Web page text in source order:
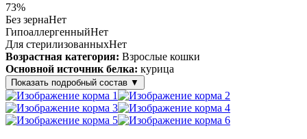
73%
Без зернаНет
ГипоаллергенныйНет
Для стерилизованныхНет
Возрастная категория: Взрослые кошки
Основной источник белка: курица
Показать подробный состав ▼
Состав корма